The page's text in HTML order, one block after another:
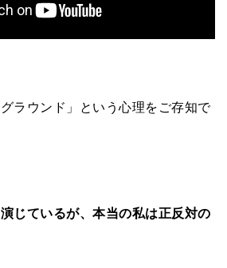
ラウンド」という心理をご存知で
じているが、本当の私は正反対の